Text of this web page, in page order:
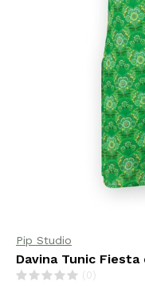
Pip Studio
Davina Tunic
(0)